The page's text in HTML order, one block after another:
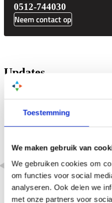
Toestemming
We maken gebruik van
We gebruiken cookies om
om functies voor social
analyseren. Ook delen we
met onze partners voor
0512-744030
Neem contact op
Updates